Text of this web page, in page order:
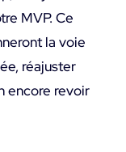
MVP. Ce
la voie
réajuster
encore revoir